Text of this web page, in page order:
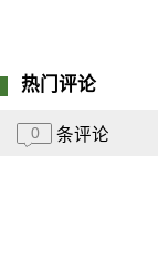
热门评论
0 条评论